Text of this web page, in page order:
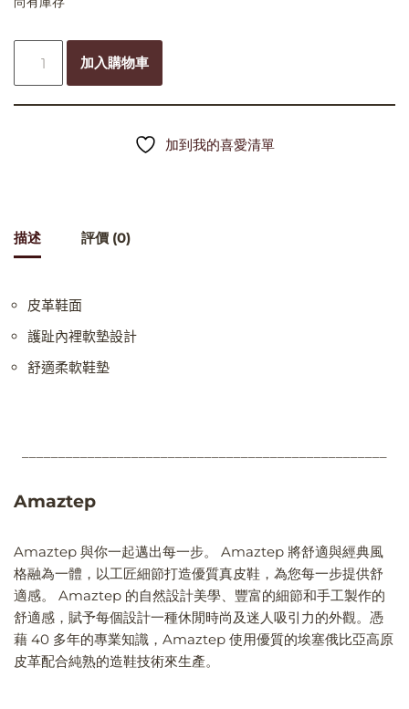
加入購物車
加到我的喜愛清單
描述 評價 (0)
皮革鞋面
護趾內裡軟墊設計
舒適柔軟鞋墊
Amaztep
Amaztep 與你一起邁出每一步。 Amaztep 將舒適與經典風
格融為一體，以工匠細節打造優質真皮鞋，為您每一步提供舒
適感。 Amaztep 的自然設計美學、豐富的細節和手工製作的
舒適感，賦予每個設計一種休閒時尚及迷人吸引力的外觀。憑
藉 40 多年的專業知識，Amaztep 使用優質的埃塞俄比亞高原
皮革配合純熟的造鞋技術來生產。